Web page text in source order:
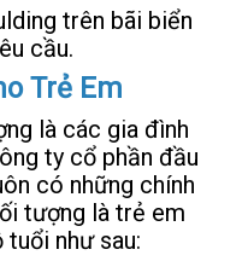
trên bãi biển
cầu.
Trẻ Em
là các gia đình
ty cổ phần đầu
có những chính
tượng là trẻ em
như sau: